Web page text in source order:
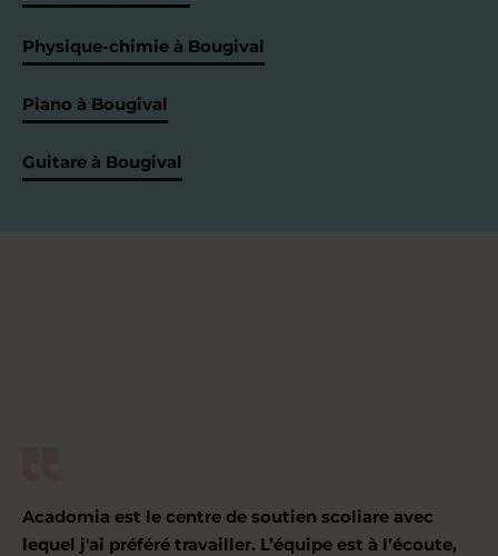
Physique-chimie à Bougival
Piano à Bougival
Guitare à Bougival
Acadomia est le centre de soutien scoliare avec
lequel j'ai préféré travailler. L’équipe est à l’écoute,